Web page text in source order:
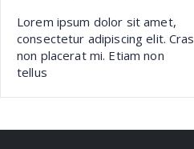
Lorem ipsum dolor sit amet,
consectetur adipiscing elit. Cras
non placerat mi. Etiam non
tellus